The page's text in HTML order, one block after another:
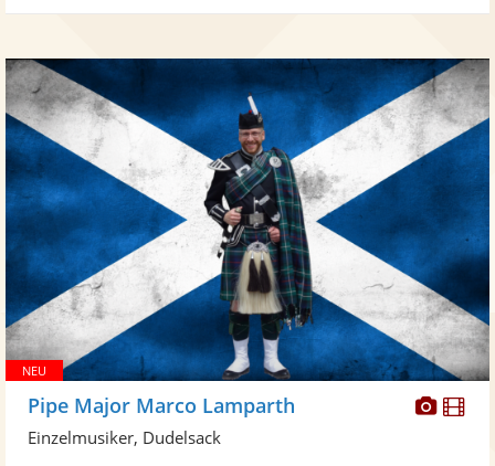
Pipe Major Marco Lamparth
Einzelmusiker, Dudelsack